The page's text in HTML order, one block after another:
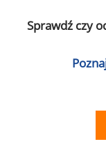
Sprawdź czy